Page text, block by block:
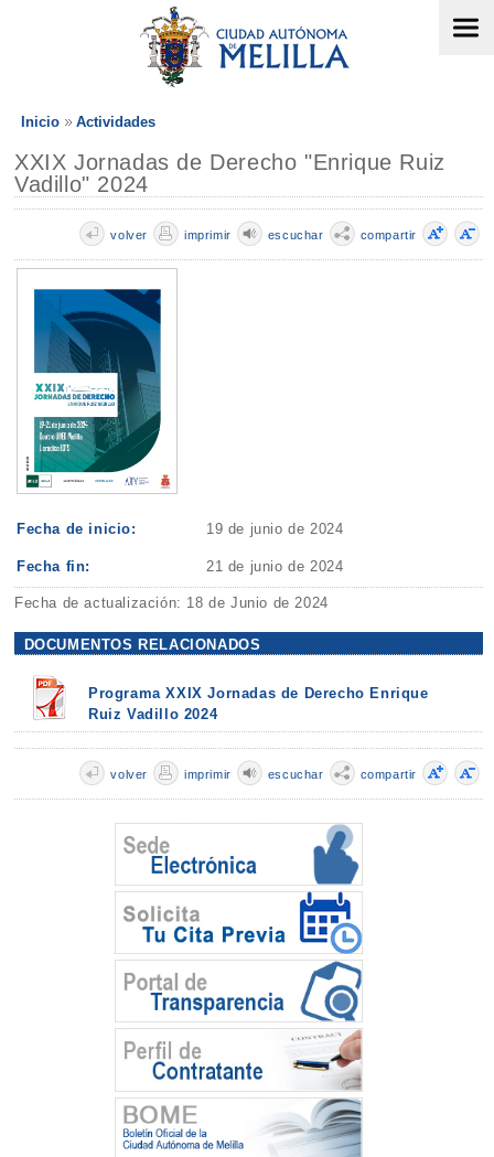
Inicio Actividades
XXIX Jornadas de Derecho "Enrique Ruiz
Vadillo" 2024
compartir
escuchar
imprimir
volver
Fecha de inicio: 19 de junio de 2024
Fecha fin: 21 de junio de 2024
Fecha de actualización: 18 de Junio de 2024
DOCUMENTOS RELACIONADOS
Programa XXIX Jornadas de Derecho Enrique
Ruiz Vadillo 2024
compartir
escuchar
imprimir
volver